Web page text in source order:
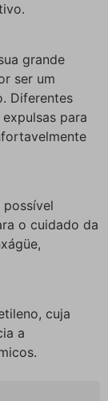
grande
ser um
Diferentes
para
possível
o cuidado da
cuja
a